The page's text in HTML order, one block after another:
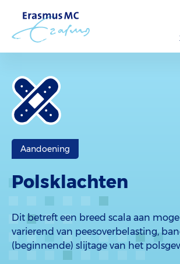
Aandoening
Polsklachten
Dit betreft een breed scala aan
varierend van peesoverbelasting,
(beginnende) slijtage van het